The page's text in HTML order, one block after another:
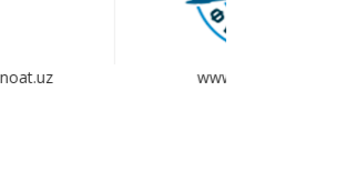
www.aquafarmer.ru